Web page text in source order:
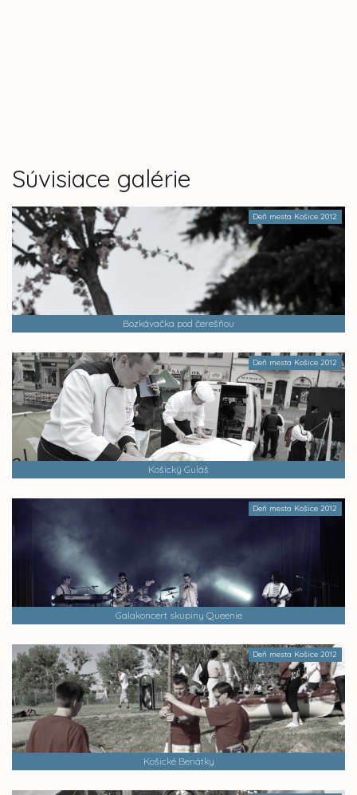
Súvisiace galérie
Deň mesta Košice 2012
Bozkávačka pod čerešňou
Deň mesta Košice 2012
Košický Guláš
Deň mesta Košice 2012
Galakoncert skupiny Queenie
Deň mesta Košice 2012
Košické Benátky